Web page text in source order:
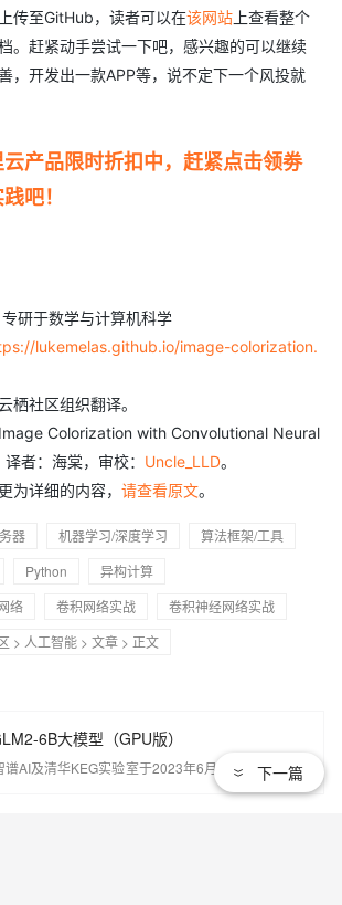
传至GitHub，读者可以在该网站 上查看整个
。赶紧动手尝试一下吧，感兴趣的可以继续
，开发出一款APP等，说不定下一个风投就
产品限时折扣中，赶紧点击领劵
吧！
研于数学与计算机科学
lukemelas.github.io/image-colorization.
栖社区组织翻译。
Colorization with Convolutional Neural
者：海棠，审校： Uncle_LLD。
为详细的内容， 请查看原文。
器 机器学习/深度学习
算法框架/工具
Python
异构计算
络 卷积网络实战
卷积神经网络实战
> 人工智能 > 文章 > 正文
6B大模型（GPU版）
AI及清华KEG实验室于2023年6月发布的中英双语
过本实验，可以学习如何配置AIGC开发环境，如何部
下一篇